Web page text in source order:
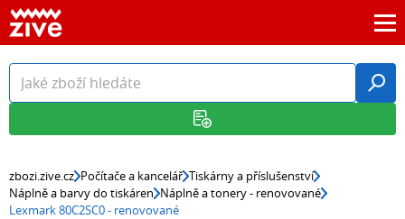
zbozi.zive.cz Počítače a kancelář Tiskárny a příslušenství
Náplně a barvy do tiskáren Náplně a tonery - renovované
Lexmark 80C2SC0 - renovované